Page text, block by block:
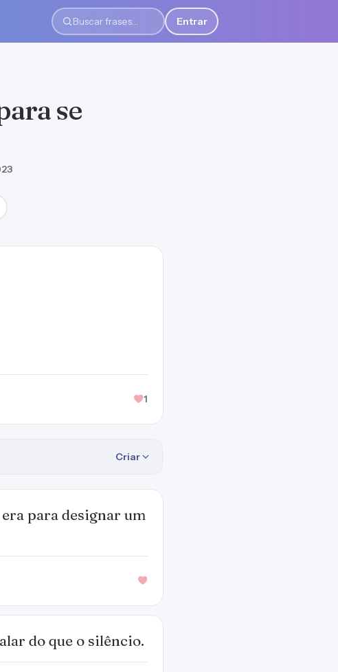
Buscar frases
Entrar
se
1
Criar
para designar um
do que o silêncio.